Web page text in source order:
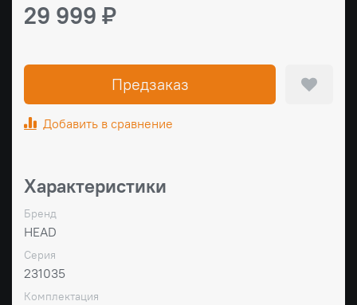
29 999 ₽
Предзаказ
Добавить в сравнение
Характеристики
Бренд
HEAD
Серия
231035
Комплектация